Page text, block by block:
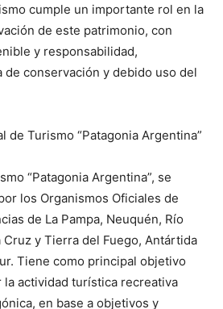
cumple un importante rol en la
de este patrimonio, con
y responsabilidad,
de conservación y debido uso del
de Turismo “Patagonia Argentina”
“Patagonia Argentina”, se
los Organismos Oficiales de
de La Pampa, Neuquén, Río
Cruz y Tierra del Fuego, Antártida
Tiene como principal objetivo
actividad turística recreativa
en base a objetivos y